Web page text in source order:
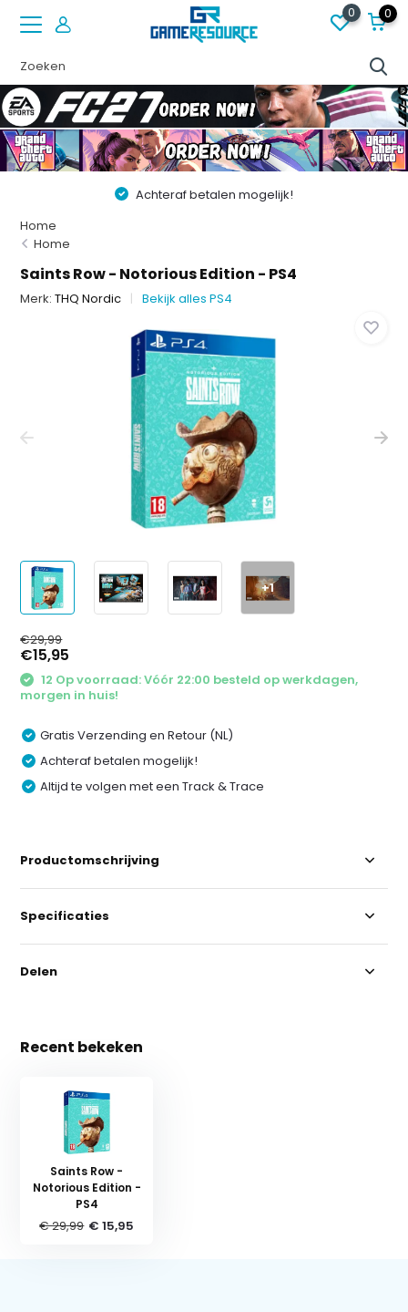
0 0
Achteraf betalen mogelijk!
Home
Home
Saints Row - Notorious Edition - PS4
Merk:THQ Nordic Bekijk alles PS4
+1
€29,99
€15,95
12 Op voorraad: Vóór 22:00 besteld op werkdagen,
morgen in huis!
Gratis Verzending en Retour (NL)
Achteraf betalen mogelijk!
Altijd te volgen met een Track & Trace
Productomschrijving
Specificaties
Delen
Recent bekeken
Saints Row -
Notorious Edition -
PS4
€ 29,99 € 15,95